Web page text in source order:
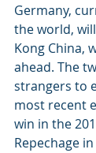
Germany,
the world,
Kong China,
ahead. The
strangers to
most recent
win in the
Repechage